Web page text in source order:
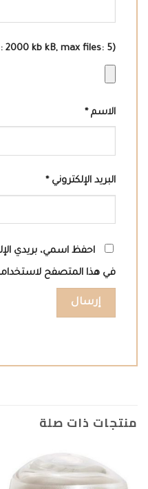
2000 kb kB, max files: 5)
الاسم*
البريد الإلكتروني*
احفظ اسمي، بريدي
في هذا المتصفح
منتجات ذات صلة